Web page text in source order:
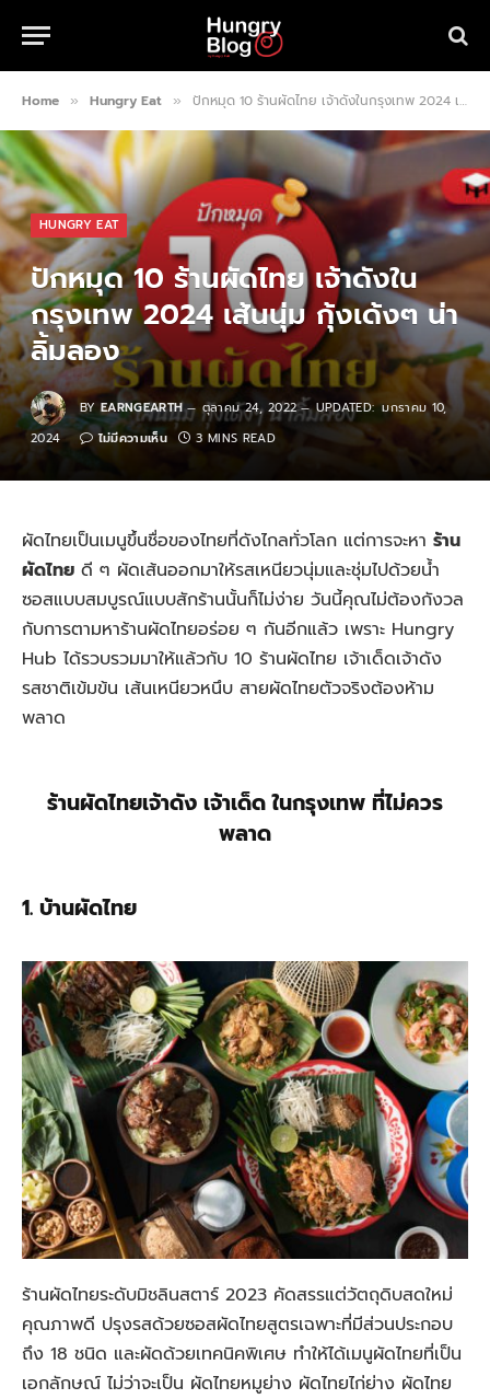
Home » Hungry Eat » ปักหมุด 10 ร้านผัดไทย เจ้าดังในกรุงเทพ 2024 เส้นนุ่ม กุ้งเด้งๆ น่าลิ้มลอง
HUNGRY EAT
ปักหมุด 10 ร้านผัดไทย เจ้าดังใน
กรุงเทพ 2024 เส้นนุ่ม กุ้งเด้งๆ น่า
ลิ้มลอง
BY EARNGEARTH ตุลาคม 24, 2022 UPDATED: มกราคม 10,
2024
ไม่มีความเห็น 3 MINS READ
ผัดไทยเป็นเมนูขึ้นชื่อของไทยที่ดังไกลทั่วโลก แต่การจะหา ร้าน
ผัดไทย ดี ๆ ผัดเส้นออกมาให้รสเหนียวนุ่มและชุ่มไปด้วยน้ำ
ซอสแบบสมบูรณ์แบบสักร้านนั้นก็ไม่ง่าย วันนี้คุณไม่ต้องกังวล
กับการตามหาร้านผัดไทยอร่อย ๆ กันอีกแล้ว เพราะ Hungry
Hub ได้รวบรวมมาให้แล้วกับ 10 ร้านผัดไทย เจ้าเด็ดเจ้าดัง
รสชาติเข้มข้น เส้นเหนียวหนึบ สายผัดไทยตัวจริงต้องห้าม
พลาด
ร้านผัดไทยเจ้าดัง เจ้าเด็ด ในกรุงเทพ ที่ไม่ควร
พลาด
1. บ้านผัดไทย
ร้านผัดไทยระดับมิชลินสตาร์ 2023 คัดสรรแต่วัตถุดิบสดใหม่
คุณภาพดี ปรุงรสด้วยซอสผัดไทยสูตรเฉพาะที่มีส่วนประกอบ
ถึง 18 ชนิด และผัดด้วยเทคนิคพิเศษ ทำให้ได้เมนูผัดไทยที่เป็น
เอกลักษณ์ ไม่ว่าจะเป็น ผัดไทยหมูย่าง ผัดไทยไก่ย่าง ผัดไทย